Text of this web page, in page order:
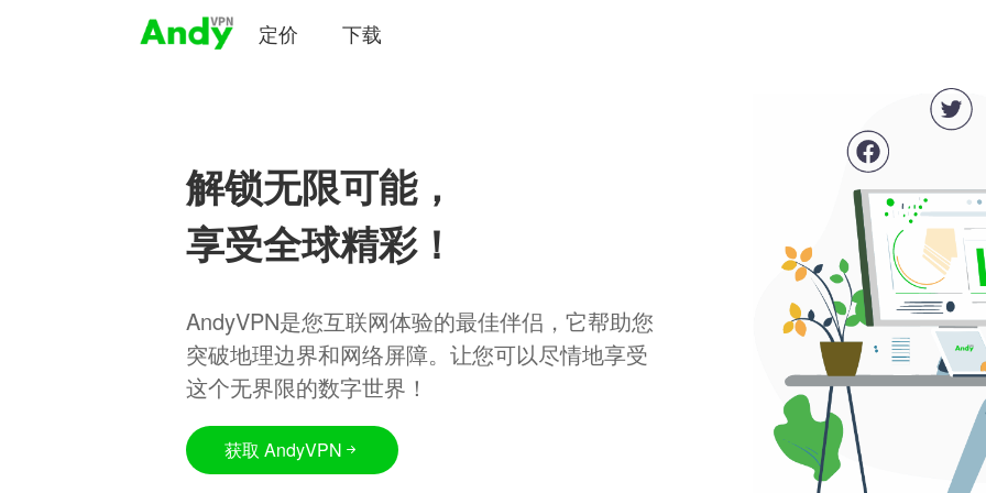
定价 下载
解锁无限可能，
享受全球精彩！
AndyVPN是您互联网体验的最佳伴侣，它帮助您
突破地理边界和网络屏障。让您可以尽情地享受
这个无界限的数字世界！
获取 AndyVPN